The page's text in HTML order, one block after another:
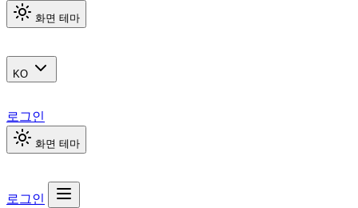
화면 테마
KO
로그인
화면 테마
로그인